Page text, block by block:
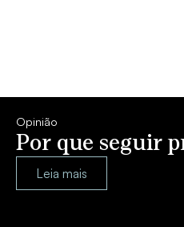
Opinião
Por que seguir
Leia mais